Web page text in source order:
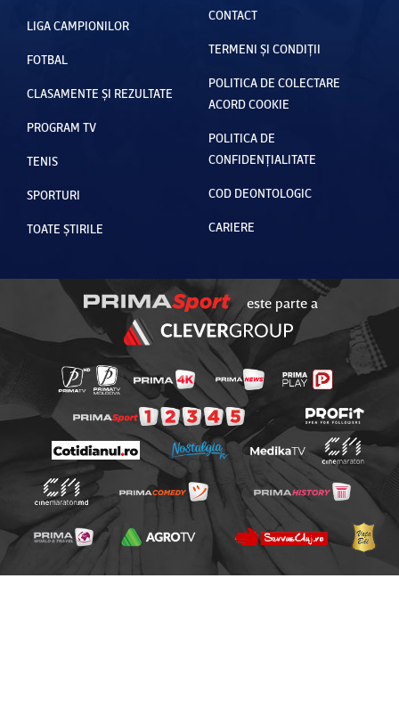
LIGA CAMPIONILOR
FOTBAL
CLASAMENTE ȘI REZULTATE
PROGRAM TV
TENIS
SPORTURI
TOATE ȘTIRILE
CONTACT
TERMENI ȘI CONDIȚII
POLITICA DE COLECTARE
ACORD COOKIE
POLITICA DE
CONFIDENȚIALITATE
COD DEONTOLOGIC
CARIERE
este parte a